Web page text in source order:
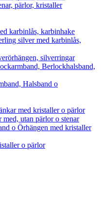
pärlor, kristaller
karbinlås, karbinhake
silver med karbinlås,
silverringar
Berlockhalsband,
Halsband o
med kristaller o pärlor
utan pärlor o stenar
o Örhängen med kristaller
o pärlor